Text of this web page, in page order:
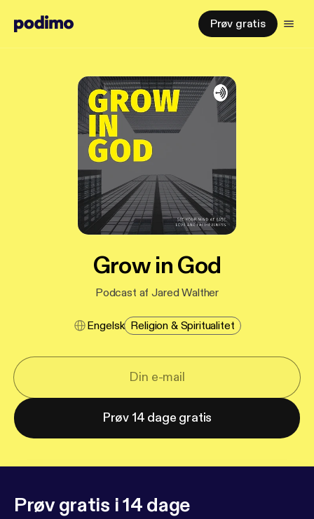
Prøv gratis
Grow in God
Podcast af Jared Walther
Engelsk Religion & Spiritualitet
Prøv 14 dage gratis
Prøv gratis i 14 dage